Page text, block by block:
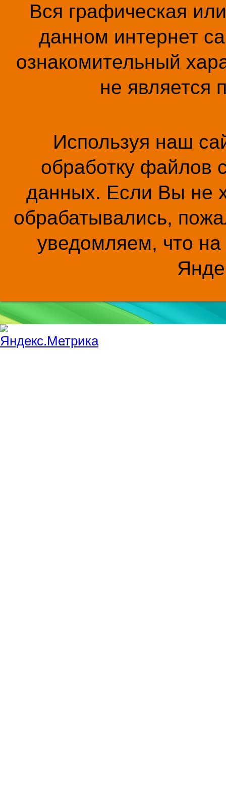
Вся графическая
данном интернет
ознакомительный
не является
Используя наш
обработку файлов
данных. Если Вы не
обрабатывались,
уведомляем, что на
...